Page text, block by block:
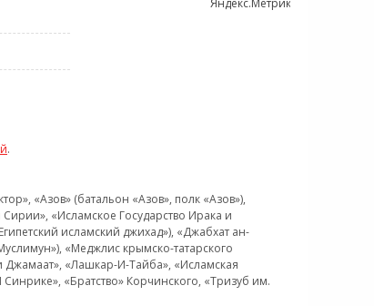
.
«Азов» (батальон «Азов», полк «Азов»),
«Исламское Государство Ирака и
исламский джихад»), «Джабхат ан-
«Меджлис крымско-татарского
Джамаат», «Лашкар-И-Тайба», «Исламская
«Братство» Корчинского, «Тризуб им.